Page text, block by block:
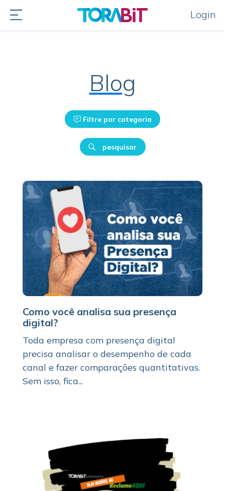
Login
Blog
Filtre por categoria
pesquisar
Como você analisa sua presença
digital?
Toda empresa com presença digital
precisa analisar o desempenho de cada
canal e fazer comparações quantitativas.
Sem isso, fica...